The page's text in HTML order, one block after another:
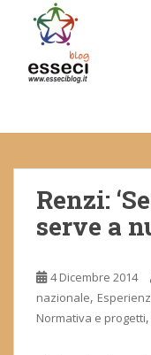
m
Renzi:
serve a
4 Dicembre 2014
nazionale,
Normativa e progetti,